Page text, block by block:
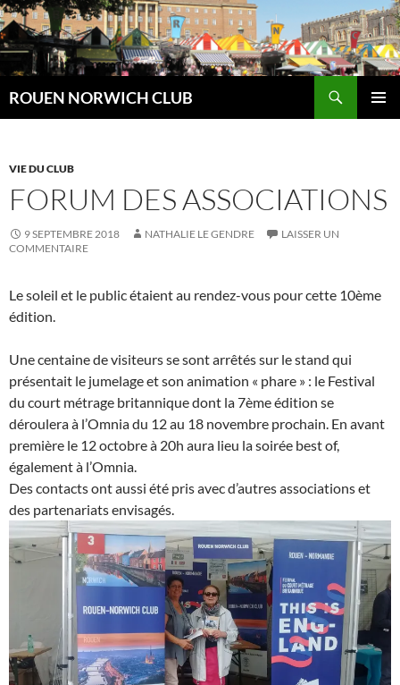
Aller
au
contenu
ROUEN NORWICH CLUB
VIE DU CLUB
FORUM DES ASSOCIATIONS
9 SEPTEMBRE 2018 NATHALIE LE GENDRE
LAISSER UN
COMMENTAIRE
Le soleil et le public étaient au rendez-vous pour cette 10ème
édition.
Une centaine de visiteurs se sont arrêtés sur le stand qui
présentait le jumelage et son animation « phare » : le Festival
du court métrage britannique dont la 7ème édition se
déroulera à l’Omnia du 12 au 18 novembre prochain. En avant
première le 12 octobre à 20h aura lieu la soirée best of,
également à l’Omnia.
Des contacts ont aussi été pris avec d’autres associations et
des partenariats envisagés.